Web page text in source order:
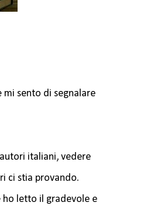
mi sento di segnalare
italiani, vedere
ci stia provando.
ho letto il gradevole e